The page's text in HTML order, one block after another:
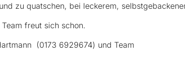
zu quatschen, bei leckerem,
freut sich schon.
(0173 6929674) und Team